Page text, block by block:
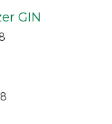
GIN